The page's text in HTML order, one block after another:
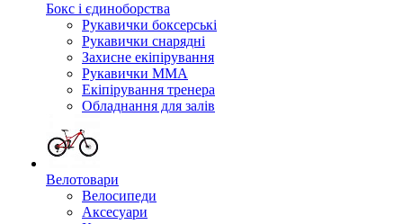
Бокс і єдиноборства
Рукавички боксерські
Рукавички снарядні
Захисне екіпірування
Рукавички ММА
Екіпірування тренера
Обладнання для залів
Велотовари
Велосипеди
Аксесуари